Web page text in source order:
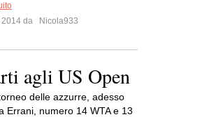
2014 da
Nicola933
agli US Open
delle azzurre, adesso
Errani, numero 14 WTA e 13